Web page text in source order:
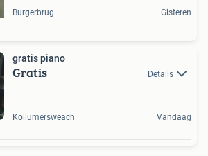
Burgerbrug Gisteren
gratis piano
Gratis Details
Kollumersweach Vandaag